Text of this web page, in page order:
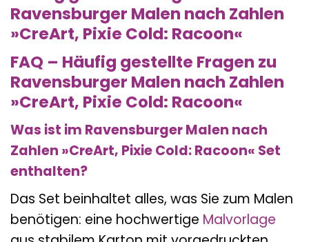
Ravensburger Malen nach Zahlen
»CreArt, Pixie Cold: Racoon«
FAQ – Häufig gestellte Fragen zu
Ravensburger Malen nach Zahlen
»CreArt, Pixie Cold: Racoon«
Was ist im Ravensburger Malen nach
Zahlen »CreArt, Pixie Cold: Racoon« Set
enthalten?
Das Set beinhaltet alles, was Sie zum Malen
benötigen: eine hochwertige Malvorlage